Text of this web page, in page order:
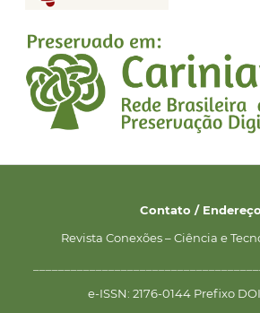
Contato / Endereço
Revista Conexões – Ciência e
e-ISSN: 2176-0144 Prefixo